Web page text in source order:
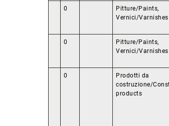
0
Pitture/Paints,
Vernici/Varnishes
0
Pitture/Paints,
Vernici/Varnishes
0
Prodotti da
costruzione/
products